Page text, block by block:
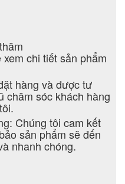
chi tiết sản phẩm
hàng và được tư
chăm sóc khách hàng
Chúng tôi cam kết
sản phẩm sẽ đến
nhanh chóng.